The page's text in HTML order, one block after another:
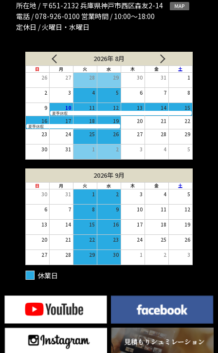
所在地 / 〒651-2132 兵庫県神戸市西区森友2-14
電話 / 078-926-0100 営業時間 / 10:00〜18:00
定休日 / 火曜日・水曜日
2026年 8月
日 月 火 水 木 金 土
26 27 28 29 30 31 1
2 3 4 5 6 7 8
9 10 11 12 13 14 15
夏季休暇
16 17 18 19 20 21 22
夏季休暇
23 24 25 26 27 28 29
30 31 1 2 3 4 5
2026年 9月
日 月 火 水 木 金 土
30 31 1 2 3 4 5
6 7 8 9 10 11 12
13 14 15 16 17 18 19
20 21 22 23 24 25 26
27 28 29 30 1 2 3
休業日